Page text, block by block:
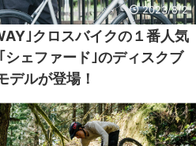
2023/8/2
｣クロスバイクの１番人気
シェファード｣のディスクブ
デルが登場！